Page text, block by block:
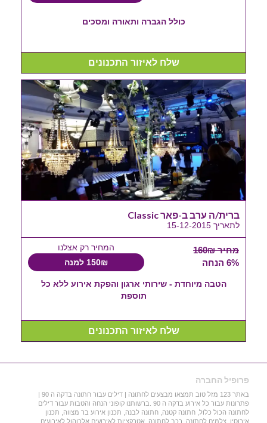
כולל הגברה ותאורה ומסכים
שלח לאיזור התכנונים
ברית/ה ערב ב-פאר Classic
לתאריך 15-12-2015
מחיר 160₪
6% הנחה
המחיר רק אצלנו
150₪ למנה
הטבה מיוחדת - שירותי ארגון והפקת אירוע ללא כל
תוספת
שלח לאיזור התכנונים
פרופיל החברה
באתר 123 מזל טוב תמצאו מבצעים לחתונה | דילים עבור חתונה בדקה ה 90 |
פתרונות עבור כל אירוע בדקה ה 90 .ברשותנו קופוני הנחה והטבות עבור דילים
לחתונה הכול כלול, חתונה קטנה, חתונה לבנה, תכנון אירוע בר מצווה, תכנון
אירוסין, צלמים לחתונה, רכב לחתונה, אטרקציות לאירועים,אלכוהול לאירועים,